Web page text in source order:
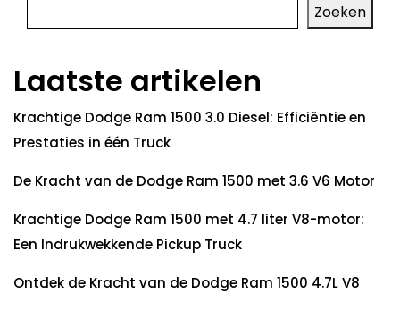
Zoeken
Laatste artikelen
Krachtige Dodge Ram 1500 3.0 Diesel: Efficiëntie en
Prestaties in één Truck
De Kracht van de Dodge Ram 1500 met 3.6 V6 Motor
Krachtige Dodge Ram 1500 met 4.7 liter V8-motor:
Een Indrukwekkende Pickup Truck
Ontdek de Kracht van de Dodge Ram 1500 4.7L V8